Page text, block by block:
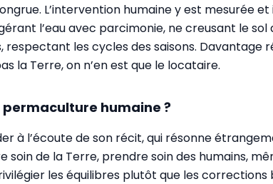
L’intervention humaine y est mesurée et
l’eau avec parcimonie, ne creusant le sol
respectant les cycles des saisons. Davantage
la Terre, on n’en est que le locataire.
humaine ?
à l’écoute de son récit, qui résonne
soin de la Terre, prendre soin des humains,
les équilibres plutôt que les corrections